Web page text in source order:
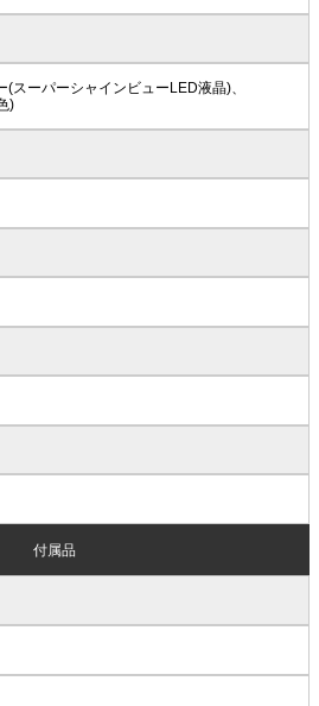
スーパーシャインビューLED液晶)、
)
付属品